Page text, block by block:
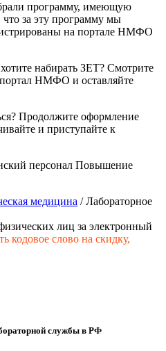
геодезия
программу, имеющую
за эту программу мы
на портале НМФО
набирать ЗЕТ? Смотрите
портал НМФО и оставляйте
Продолжите оформление
и приступайте к
персонал Повышение
медицина / Лабораторное
лиц за электронный
кодовое слово на скидку,
службы в РФ